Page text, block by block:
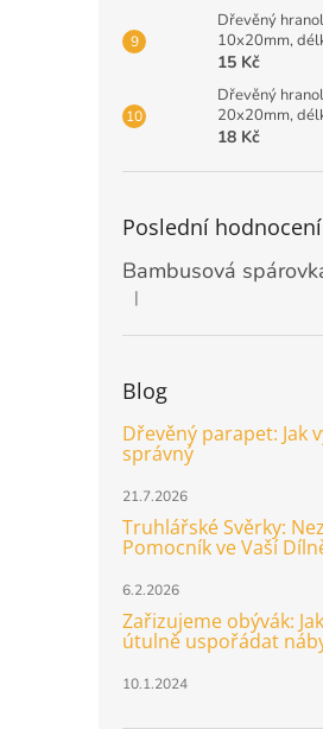
Dřevěný
10x20mm,
15 Kč
Dřevěný
20x20mm,
18 Kč
Poslední
Hodnocení produktu je 5 z
|
Blog
Dřevěný parapet: Jak
správný
21.7.2026
Truhlářské Svěrky:
Pomocník ve Vaší
6.2.2026
Zařizujeme obývák:
útulně uspořádat
10.1.2024